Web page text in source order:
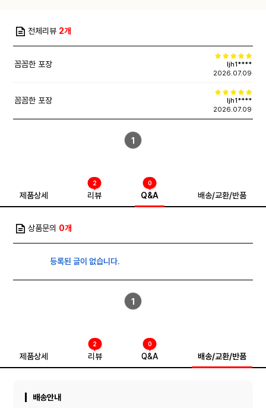
전체리뷰 2개
꼼꼼한 포장
ljh1****
2026.07.09
꼼꼼한 포장
ljh1****
2026.07.09
1
제품상세 리뷰
2
Q&A
0
배송/교환/반품
상품문의 0개
등록된 글이 없습니다.
1
제품상세 리뷰
2
Q&A
0
배송/교환/반품
배송안내